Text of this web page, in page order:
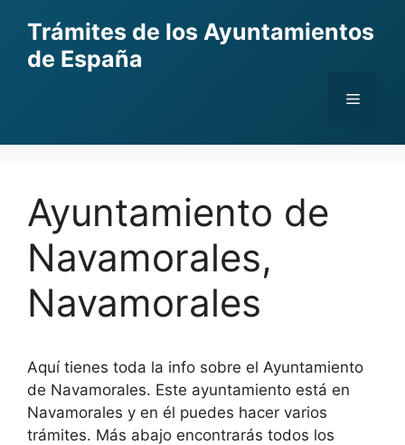
content
Trámites de los Ayuntamientos
de España
Menu
Ayuntamiento de
Navamorales,
Navamorales
Aquí tienes toda la info sobre el Ayuntamiento
de Navamorales. Este ayuntamiento está en
Navamorales y en él puedes hacer varios
trámites. Más abajo encontrarás todos los